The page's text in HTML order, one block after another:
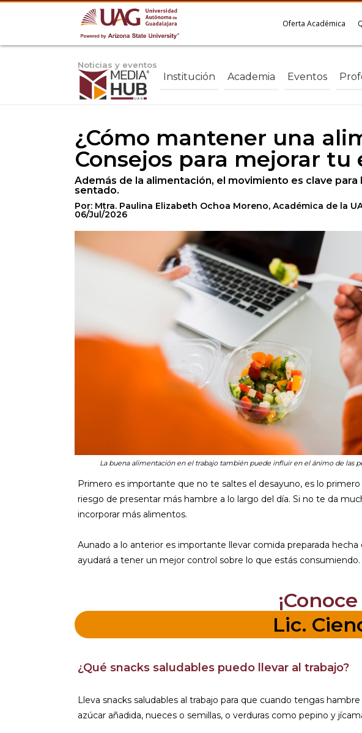
Oferta Académica
Noticias y eventos
Institución Academia Eventos
¿Cómo mantener una
Consejos para mejorar
Además de la alimentación, el movimiento es clave
sentado.
Por: Mtra. Paulina Elizabeth Ochoa Moreno, Académica de la
06/Jul/2026
La buena alimentación en el trabajo también puede influir en el ánimo de las
Primero es importante que no te saltes el desayuno, es lo
riesgo de presentar más hambre a lo largo del día. Si no te da
incorporar más alimentos.
Aunado a lo anterior es importante llevar comida preparada
ayudará a tener un mejor control sobre lo que estás consumiendo.
Lic.
¿Qué snacks saludables puedo llevar al trabajo?
Lleva snacks saludables al trabajo para que cuando tengas
azúcar añadida, nueces o semillas, o verduras como pepino y